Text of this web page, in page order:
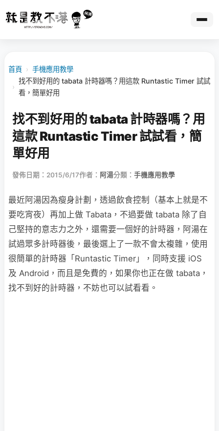
首頁 › 手機應用教學
›
找不到好用的 tabata 計時器嗎？用這款 Runtastic Timer 試試
看，簡單好用
找不到好用的 tabata 計時器嗎？用
這款 Runtastic Timer 試試看，簡
單好用
發佈日期：2015/6/17作者： 阿湯分類： 手機應用教學
最近阿湯因為瘦身計劃，透過飲食控制（基本上就是不
要吃宵夜）再加上做 Tabata，不過要做 tabata 除了自
己堅持的意志力之外，還需要一個好的計時器，阿湯在
試過眾多計時器後，最後選上了一款不會太複雜，使用
很簡單的計時器「Runtastic Timer」，同時支援 iOS
及 Android，而且是免費的，如果你也正在做 tabata，
找不到好的計時器，不妨也可以試看看。